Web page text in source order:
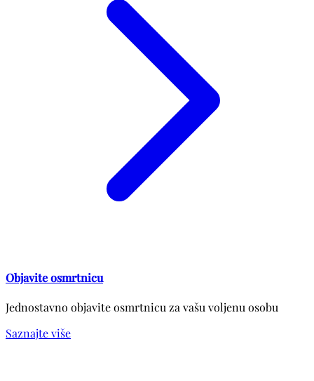
Objavite osmrtnicu
Jednostavno objavite osmrtnicu za vašu voljenu osobu
Saznajte više